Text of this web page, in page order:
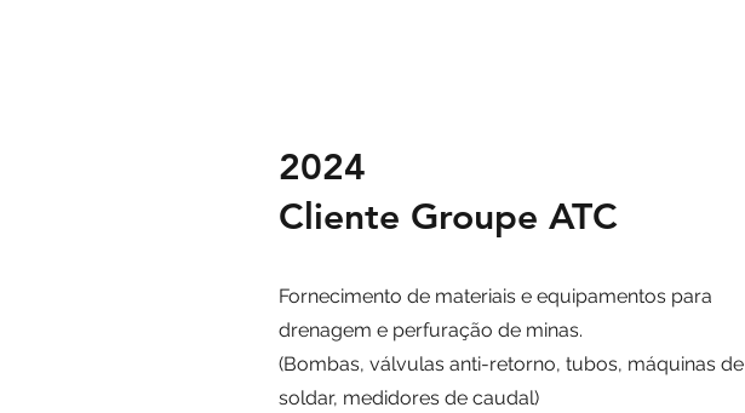
2024
Cliente Groupe ATC
Fornecimento de materiais e equipamentos para
drenagem e perfuração de minas.
(Bombas, válvulas anti-retorno, tubos, máquinas de
soldar, medidores de caudal)